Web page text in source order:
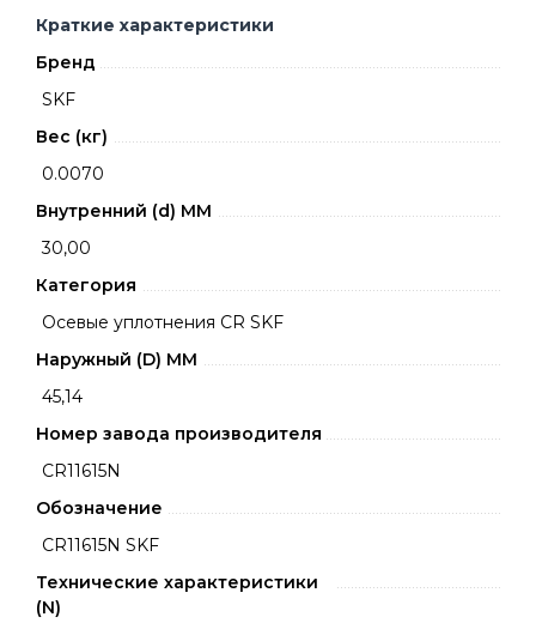
Краткие характеристики
Бренд
SKF
Вес (кг)
0.0070
Внутренний (d) ММ
30,00
Категория
Осевые уплотнения CR SKF
Наружный (D) ММ
45,14
Номер завода производителя
CR11615N
Обозначение
CR11615N SKF
Технические характеристики
(N)